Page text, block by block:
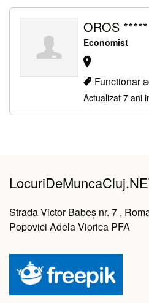
OROS
Economist
Functionar
Actualizat 7 ani
Strada Victor Babeș nr. 7 ,
Popovici Adela Viorica PFA